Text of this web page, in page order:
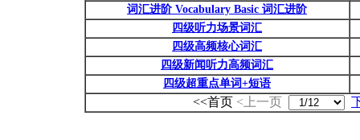
词汇进阶 Vocabulary Basic 词汇进阶
四级听力场景词汇
四级高频核心词汇
四级新闻听力高频词汇
四级超重点单词+短语
<<首页 <上一页